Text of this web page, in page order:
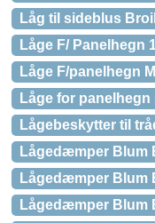
Låg til sideblus
Låge F/ Panelhegn
Låge F/panelhegn
Låge for panelhegn
Lågebeskytter til
Lågedæmper Blum
Lågedæmper Blum
Lågedæmper Blum